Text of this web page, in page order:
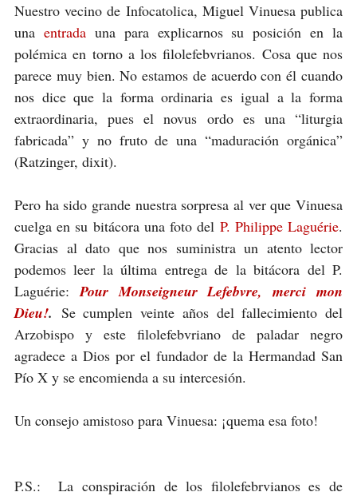
Nuestro vecino de Infocatolica, Miguel Vinuesa publica
una entradauna para explicarnos su posición en la
polémica en torno a los filolefebvrianos. Cosa que nos
parece muy bien. No estamos de acuerdo con él cuando
nos dice que la forma ordinaria es igual a la forma
extraordinaria, pues el novus ordo es una “liturgia
fabricada” y no fruto de una “maduración orgánica”
(Ratzinger, dixit).
Pero ha sido grande nuestra sorpresa al ver que Vinuesa
cuelga en su bitácora una foto del P. Philippe Laguérie.
Gracias al dato que nos suministra un atento lector
podemos leer la última entrega de la bitácora del P.
Laguérie:Pour Monseigneur Lefebvre, merci mon
Dieu!. Se cumplen veinte años del fallecimiento del
Arzobispo y este filolefebvriano de paladar negro
agradece a Dios por el fundador de la Hermandad San
Pío X y se encomienda a su intercesión.
Un consejo amistoso para Vinuesa: ¡quema esa foto!
P.S.: La conspiración de los filolefebrvianos es de